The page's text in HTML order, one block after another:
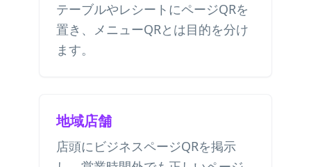
テーブルやレシートにページQRを
置き、メニューQRとは目的を分け
ます。
地域店舗
店頭にビジネスページQRを掲示